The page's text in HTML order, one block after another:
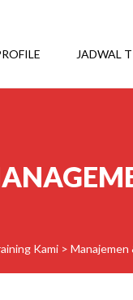
JADWAL
Kami > Manajemen